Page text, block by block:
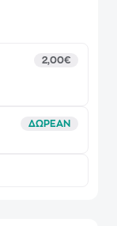
2,00€
ΔΩΡΕΑΝ